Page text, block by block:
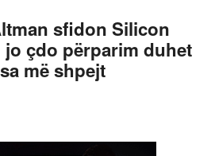
sfidon Silicon
jo çdo përparim duhet
më shpejt